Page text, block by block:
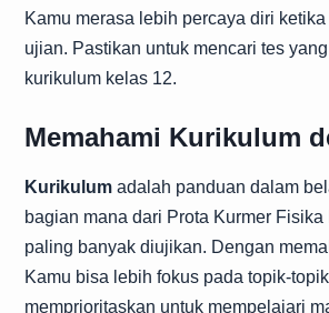
Kamu merasa lebih percaya diri
ujian. Pastikan untuk mencari tes
kurikulum kelas 12.
Memahami Kurikulum
Kurikulum adalah panduan dalam
bagian mana dari Prota Kurmer
paling banyak diujikan. Dengan
Kamu bisa lebih fokus pada topik-
memprioritaskan untuk mempelajari